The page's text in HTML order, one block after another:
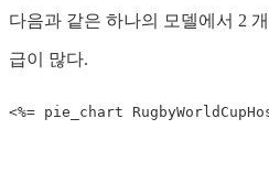
다음과 같은 하나의 모델에서 2
급이 많다.